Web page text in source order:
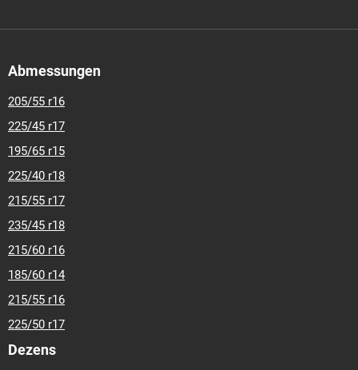
Abmessungen
205/55 r16
225/45 r17
195/65 r15
225/40 r18
215/55 r17
235/45 r18
215/60 r16
185/60 r14
215/55 r16
225/50 r17
Dezens